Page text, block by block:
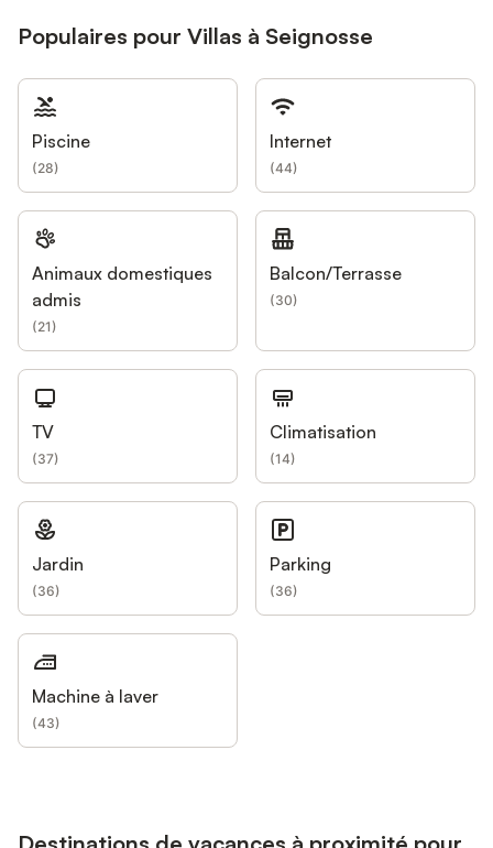
Populaires pour Villas à Seignosse
Piscine
(28)
Internet
(44)
Animaux domestiques
admis
(21)
Balcon/Terrasse
(30)
TV
(37)
Climatisation
(14)
Jardin
(36)
Parking
(36)
Machine à laver
(43)